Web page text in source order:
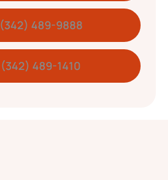
(342) 489-9888
(342) 489-1410